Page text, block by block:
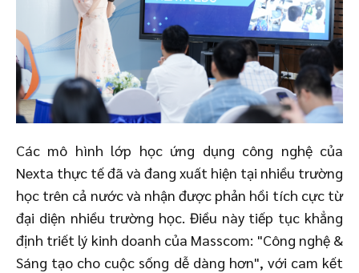
Các mô hình lớp học ứng dụng công nghệ của
Nexta thực tế đã và đang xuất hiện tại nhiều trường
học trên cả nước và nhận được phản hồi tích cực từ
đại diện nhiều trường học. Điều này tiếp tục khẳng
định triết lý kinh doanh của Masscom: "Công nghệ &
Sáng tạo cho cuộc sống dễ dàng hơn", với cam kết